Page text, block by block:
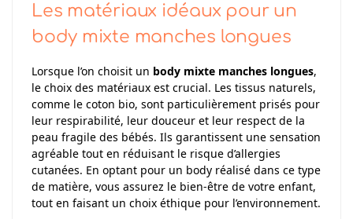
Les matériaux idéaux pour un
body mixte manches longues
Lorsque l’on choisit un body mixte manches longues,
le choix des matériaux est crucial. Les tissus naturels,
comme le coton bio, sont particulièrement prisés pour
leur respirabilité, leur douceur et leur respect de la
peau fragile des bébés. Ils garantissent une sensation
agréable tout en réduisant le risque d’allergies
cutanées. En optant pour un body réalisé dans ce type
de matière, vous assurez le bien-être de votre enfant,
tout en faisant un choix éthique pour l’environnement.